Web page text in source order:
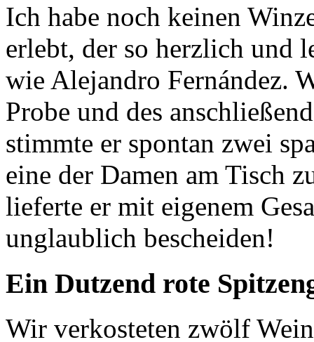
Ich habe noch keinen
erlebt, der so herzlich und
wie Alejandro Fernández.
Probe und des
stimmte er spontan zwei
eine der Damen am Tisch
lieferte er mit eigenem
unglaublich bescheiden!
Ein Dutzend rote
Wir verkosteten zwölf